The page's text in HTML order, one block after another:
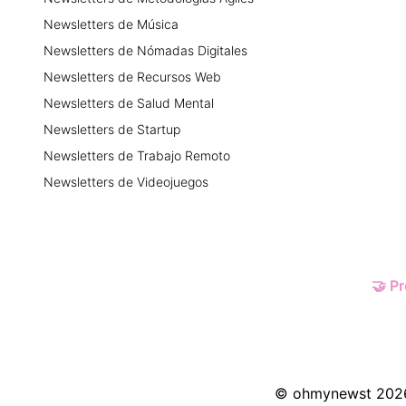
https://x.com/ivanorangecopy o en Linkedin:
https://www.linkedin.com/in/ivanorange
Newsletters de Música
Newsletters de Nómadas Digitales
Newsletters de Recursos Web
Newsletters de Salud Mental
Newsletters de Startup
Newsletters de Trabajo Remoto
Newsletters de Videojuegos
🤝
© ohmynewst